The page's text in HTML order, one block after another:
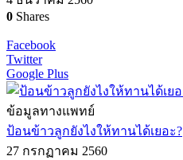
0 Shares
Facebook
Twitter
Google Plus
ข้อมูลทางแพทย์
ป้อนข้าวลูกยังไงให้ทานได้เยอะ?
27 กรกฏาคม 2560